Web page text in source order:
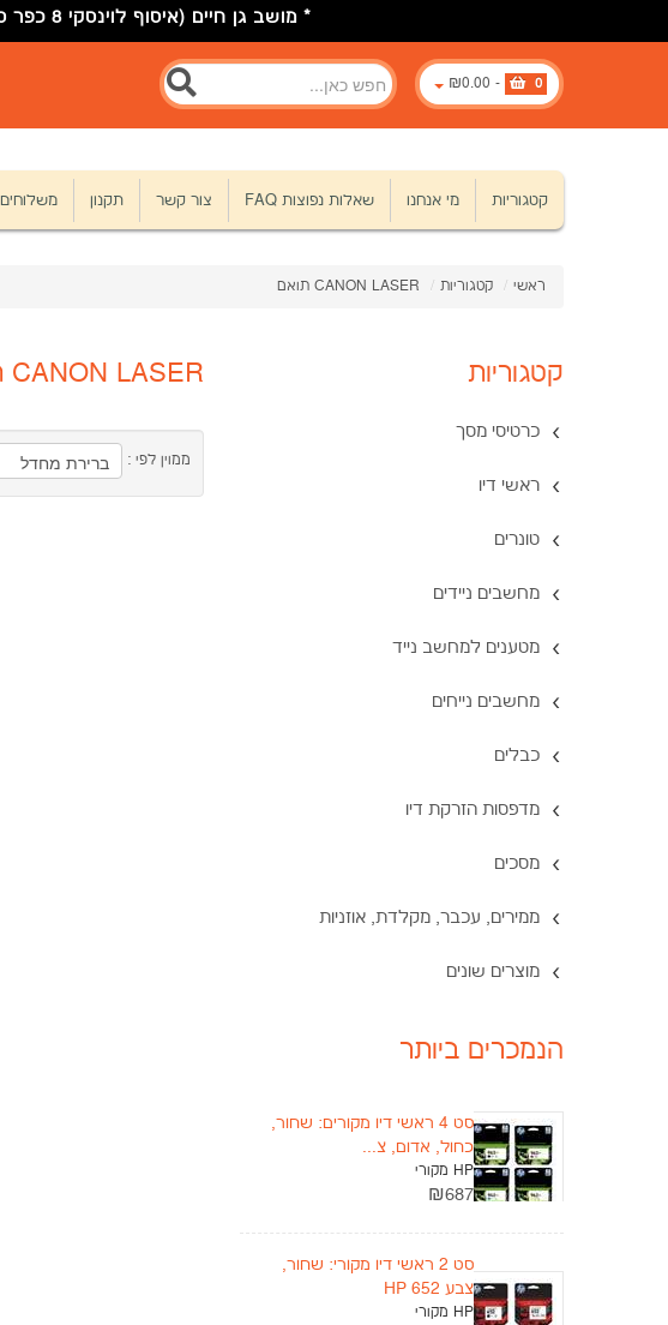
* מושב גן חיים (איסוף לוינסקי 8 כפר סבא) * * * 09-7666848 * 052-8336605 *
0
-
₪0.00
קטגוריות מי אנחנו שאלות נפוצות FAQ צור קשר תקנון משלוחים
ראשי / קטגוריות / CANON LASER תואם
קטגוריות
כרטיסי מסך
ראשי דיו
טונרים
מחשבים ניידים
מטענים למחשב נייד
מחשבים נייחים
כבלים
מדפסות הזרקת דיו
מסכים
ממירים, עכבר, מקלדת, אוזניות
מוצרים שונים
הנמכרים ביותר
סט 4 ראשי דיו מקורים: שחור,
כחול, אדום, צ...
HP מקורי
₪687
סט 2 ראשי דיו מקורי: שחור,
צבע HP 652
HP מקורי
CANON LASER תואם
ממוין לפי :